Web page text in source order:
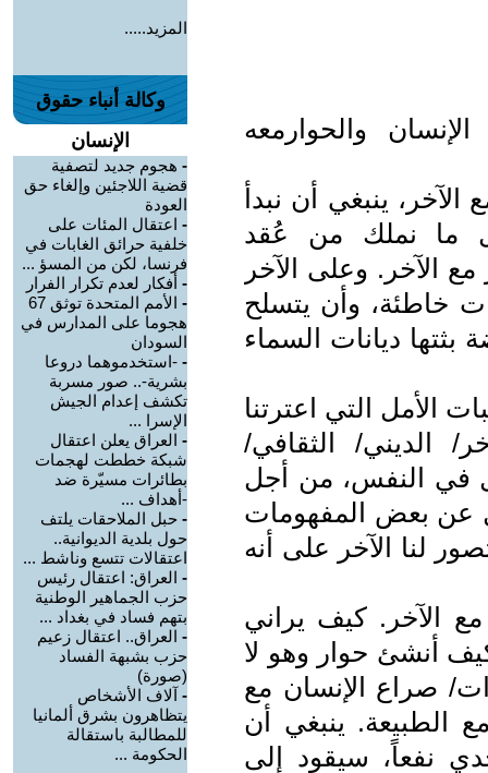
والحوارمعه
ينبغي أن نبدأ
ما نملك من عُقد
الآخر. وعلى الآخر
خاطئة، وأن يتسلح
ديانات السماء
الأمل التي اعترتنا
الديني/ الثقافي/
في النفس، من أجل
عن بعض المفهومات
لنا الآخر على أنه
الآخر. كيف يراني
أنشئ حوار وهو لا
صراع الإنسان مع
الطبيعة. ينبغي أن
نفعاً، سيقود إلى
المزيد.....
وكالة أنباء حقوق
الإنسان
- هجوم جديد لتصفية
قضية اللاجئين وإلغاء حق
العودة
- اعتقال المئات على
خلفية حرائق الغابات في
فرنسا، لكن من المسؤ ...
- أفكار لعدم تكرار الفرار
-
الأمم المتحدة توثق 67
هجوما على المدارس في
السودان
- -استخدموهما دروعا
بشرية-.. صور مسربة
تكشف إعدام الجيش
الإسرا ...
- العراق يعلن اعتقال
شبكة خططت لهجمات
بطائرات مسيّرة ضد
-أهداف ...
- حبل الملاحقات يلتف
حول بلدية الديوانية..
اعتقالات تتسع وناشط ...
- العراق: اعتقال رئيس
حزب الجماهير الوطنية
بتهم فساد في بغداد ...
- العراق.. اعتقال زعيم
حزب بشبهة الفساد
(صورة)
- آلاف الأشخاص
يتظاهرون بشرق ألمانيا
للمطالبة باستقالة
الحكومة ...